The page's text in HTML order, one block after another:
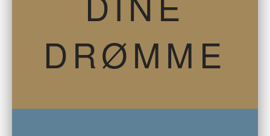
DRØMME